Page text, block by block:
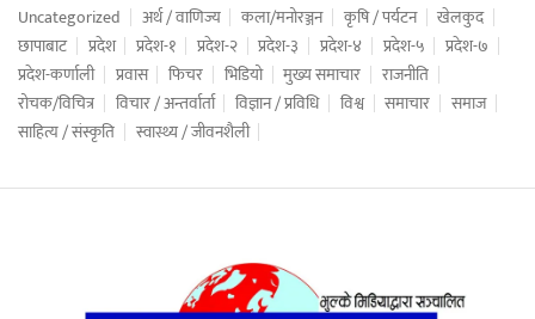
Uncategorized अर्थ / वाणिज्य कला/मनोरञ्जन कृषि / पर्यटन
खेलकुद
छापाबाट
प्रदेश प्रदेश-१ प्रदेश-२ प्रदेश-३ प्रदेश-४ प्रदेश-५
प्रदेश-७
प्रदेश-कर्णाली
प्रवास फिचर भिडियो मुख्य समाचार
राजनीति
रोचक/विचित्र
विचार / अन्तर्वार्ता विज्ञान / प्रविधि विश्व समाचार
समाज
साहित्य / संस्कृति
स्वास्थ्य / जीवनशैली